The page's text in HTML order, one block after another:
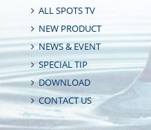
ALL SPOTS TV
NEW PRODUCT
NEWS & EVENT
SPECIAL TIP
DOWNLOAD
CONTACT US